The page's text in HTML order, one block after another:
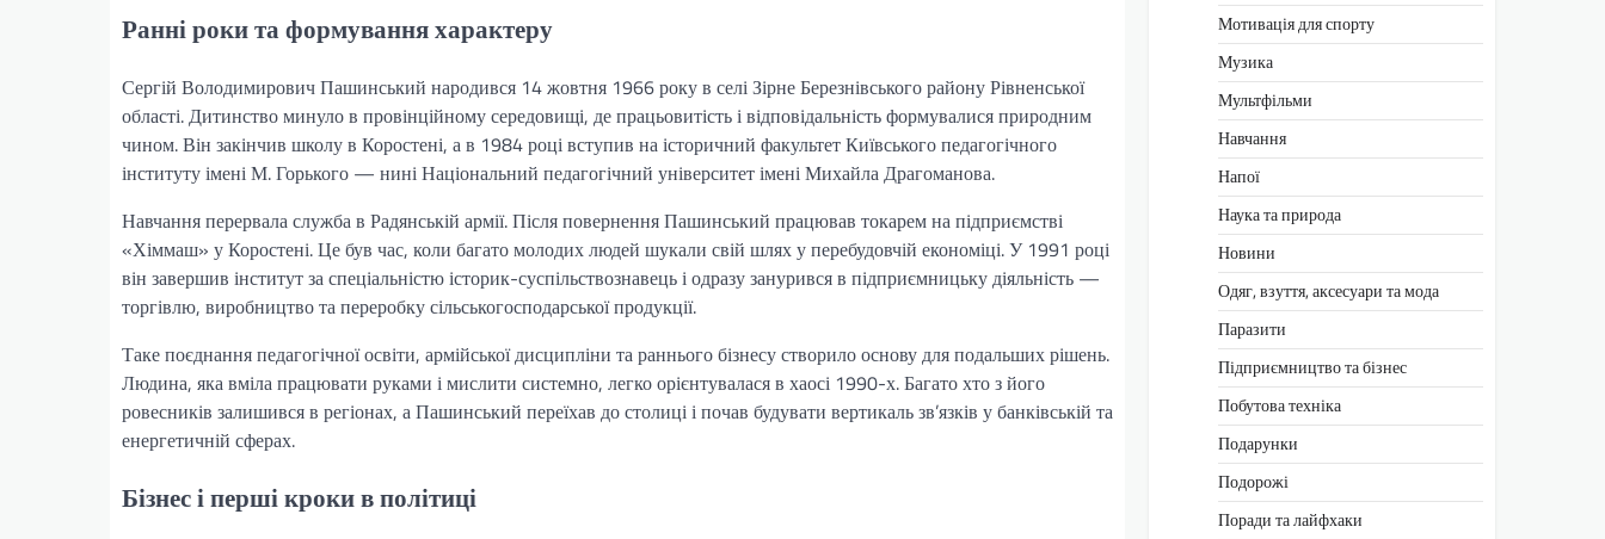
Ранні роки та формування характеру
Сергій Володимирович Пашинський народився 14 жовтня 1966 року в селі Зірне Березнівського району Рівненської
області. Дитинство минуло в провінційному середовищі, де працьовитість і відповідальність формувалися природним
чином. Він закінчив школу в Коростені, а в 1984 році вступив на історичний факультет Київського педагогічного
інституту імені М. Горького — нині Національний педагогічний університет імені Михайла Драгоманова.
Навчання перервала служба в Радянській армії. Після повернення Пашинський працював токарем на підприємстві
«Хіммаш» у Коростені. Це був час, коли багато молодих людей шукали свій шлях у перебудовчій економіці. У 1991 році
він завершив інститут за спеціальністю історик-суспільствознавець і одразу занурився в підприємницьку діяльність —
торгівлю, виробництво та переробку сільськогосподарської продукції.
Таке поєднання педагогічної освіти, армійської дисципліни та раннього бізнесу створило основу для подальших рішень.
Людина, яка вміла працювати руками і мислити системно, легко орієнтувалася в хаосі 1990-х. Багато хто з його
ровесників залишився в регіонах, а Пашинський переїхав до столиці і почав будувати вертикаль зв’язків у банківській та
енергетичній сферах.
Бізнес і перші кроки в політиці
Мотивація для спорту
Музика
Мультфільми
Навчання
Напої
Наука та природа
Новини
Одяг, взуття, аксесуари та мода
Паразити
Підприємництво та бізнес
Побутова техніка
Подарунки
Подорожі
Поради та лайфхаки